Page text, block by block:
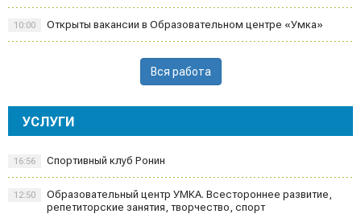
Открыты вакансии в Образовательном центре «Умка»
10:00
Вся работа
УСЛУГИ
Спортивный клуб Ронин
16:56
Образовательный центр УМКА. Всестороннее развитие,
репетиторские занятия, творчество, спорт
12:50